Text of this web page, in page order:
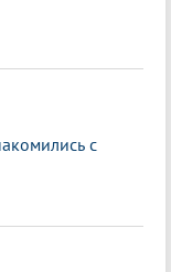
с